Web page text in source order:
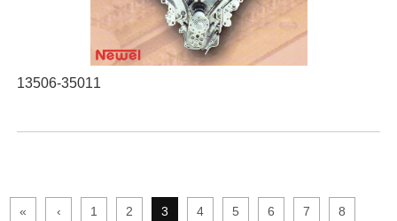
13506-35011
« ‹ 1 2 3 4 5 6 7
8